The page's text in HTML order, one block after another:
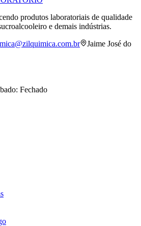
produtos laboratoriais de qualidade
e demais indústrias.
Jaime José do
Fechado